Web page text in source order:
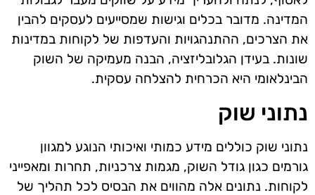
המדינה. מדובר בכלים וגישות שמסייעים לעסקים להבין
את הצרכים, ההתנהגויות והעדפות של לקוחות במדינות
שונות. בעידן הגלובליזציה, הבנה מעמיקה של השוק
הבינלאומי היא הכרחית להצלחה עסקית.
נתוני שוק
נתוני שוק כוללים מידע כמותי ואיכותי הנוגע למגוון
גורמים כגון גודל השוק, מגמות צרכניות, תחרות ומאפייני
לקוחות. נתונים אלה מהווים את הבסיס לכל תהליך של